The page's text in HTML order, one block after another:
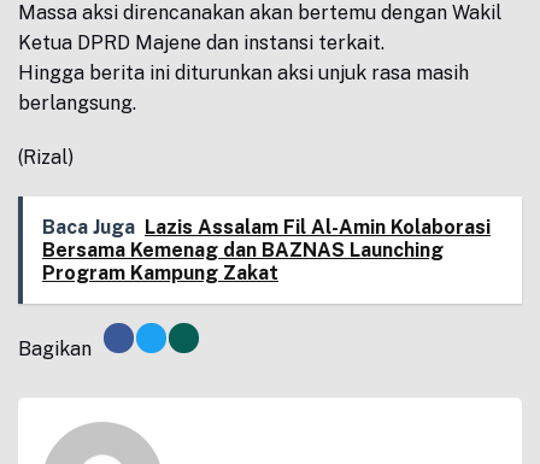
Massa aksi direncanakan akan bertemu dengan Wakil
Ketua DPRD Majene dan instansi terkait.
Hingga berita ini diturunkan aksi unjuk rasa masih
berlangsung.
(Rizal)
Baca Juga Lazis Assalam Fil Al-Amin Kolaborasi
Bersama Kemenag dan BAZNAS Launching
Program Kampung Zakat
Bagikan